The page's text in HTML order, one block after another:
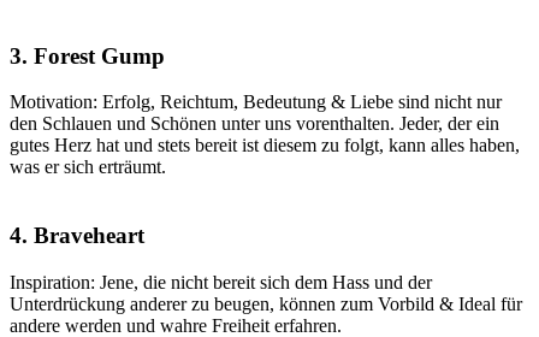
3. Forest Gump
Motivation: Erfolg, Reichtum, Bedeutung & Liebe sind nicht nur
den Schlauen und Schönen unter uns vorenthalten. Jeder, der ein
gutes Herz hat und stets bereit ist diesem zu folgt, kann alles haben,
was er sich erträumt.
4. Braveheart
Inspiration: Jene, die nicht bereit sich dem Hass und der
Unterdrückung anderer zu beugen, können zum Vorbild & Ideal für
andere werden und wahre Freiheit erfahren.